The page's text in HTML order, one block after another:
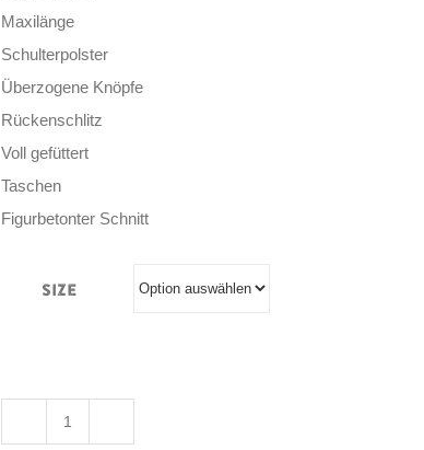
Maxilänge
Schulterpolster
Überzogene Knöpfe
Rückenschlitz
Voll gefüttert
Taschen
Figurbetonter Schnitt
Size